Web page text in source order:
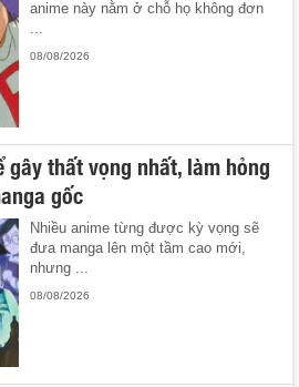
anime này nằm ở chỗ họ không đơn
08/08/2026
gây thất vọng nhất, làm hỏng
gốc
Nhiều anime từng được kỳ vọng sẽ
đưa manga lên một tầm cao mới,
nhưng ...
08/08/2026